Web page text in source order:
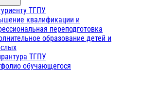
ТГПУ
квалификации и
переподготовка
образование детей и
ТГПУ
обучающегося